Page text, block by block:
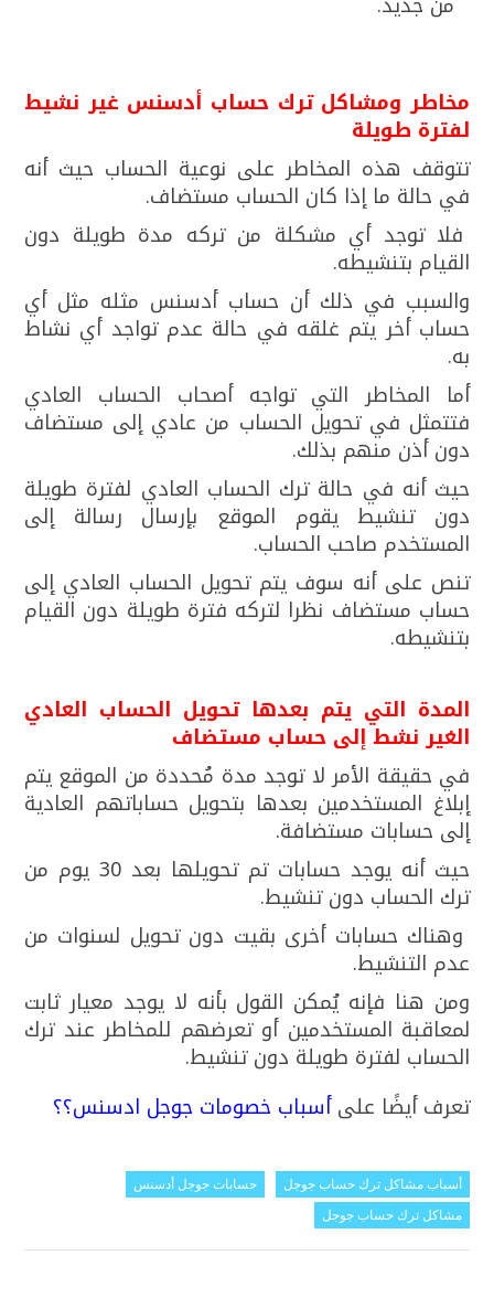
مخاطر ومشاكل ترك حساب أدسنس غير نشيط
لفترة طويلة
تتوقف هذه المخاطر على نوعية الحساب حيث أنه
في حالة ما إذا كان الحساب مستضاف.
فلا توجد أي مشكلة من تركه مدة طويلة دون
القيام بتنشيطه.
والسبب في ذلك أن حساب أدسنس مثله مثل أي
حساب أخر يتم غلقه في حالة عدم تواجد أي نشاط
به.
أما المخاطر التي تواجه أصحاب الحساب العادي
فتتمثل في تحويل الحساب من عادي إلى مستضاف
دون أذن منهم بذلك.
حيث أنه في حالة ترك الحساب العادي لفترة طويلة
دون تنشيط يقوم الموقع بإرسال رسالة إلى
المستخدم صاحب الحساب.
تنص على أنه سوف يتم تحويل الحساب العادي إلى
حساب مستضاف نظرا لتركه فترة طويلة دون القيام
بتنشيطه.
المدة التي يتم بعدها تحويل الحساب العادي
الغير نشط إلى حساب مستضاف
في حقيقة الأمر لا توجد مدة مُحددة من الموقع يتم
إبلاغ المستخدمين بعدها بتحويل حساباتهم العادية
إلى حسابات مستضافة.
حيث أنه يوجد حسابات تم تحويلها بعد 30 يوم من
ترك الحساب دون تنشيط.
وهناك حسابات أخرى بقيت دون تحويل لسنوات من
عدم التنشيط.
ومن هنا فإنه يُمكن القول بأنه لا يوجد معيار ثابت
لمعاقبة المستخدمين أو تعرضهم للمخاطر عند ترك
الحساب لفترة طويلة دون تنشيط.
تعرف أيضًا علىأسباب خصومات جوجل ادسنس؟؟
أسباب مشاكل ترك حساب جوجل
حسابات جوجل أدسنس
مشاكل ترك حساب جوجل